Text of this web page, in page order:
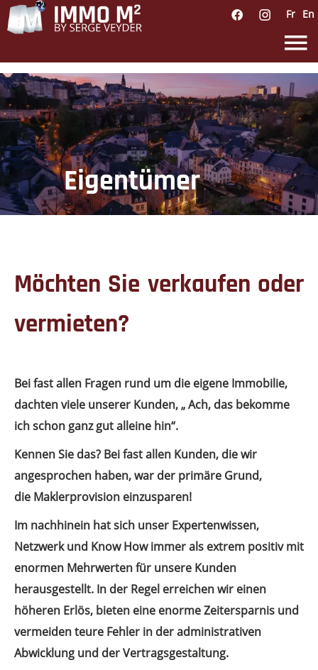
Fr En
Eigentümer
Möchten Sie verkaufen oder
vermieten?
Bei fast allen Fragen rund um die eigene Immobilie,
dachten viele unserer Kunden, „ Ach, das bekomme
ich schon ganz gut alleine hin“.
Kennen Sie das? Bei fast allen Kunden, die wir
angesprochen haben, war der primäre Grund,
die Maklerprovision einzusparen!
Im nachhinein hat sich unser Expertenwissen,
Netzwerk und Know How immer als extrem positiv mit
enormen Mehrwerten für unsere Kunden
herausgestellt. In der Regel erreichen wir einen
höheren Erlös, bieten eine enorme Zeitersparnis und
vermeiden teure Fehler in der administrativen
Abwicklung und der Vertragsgestaltung.